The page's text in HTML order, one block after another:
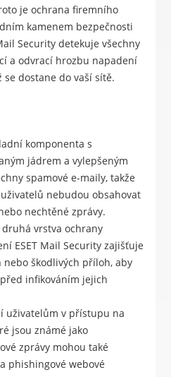
je ochrana firemního
kamenem bezpečnosti
Security detekuje všechny
a odvrací hrozbu napadení
dostane do vaší sítě.
komponenta s
jádrem a vylepšeným
spamové e-maily, takže
nebudou obsahovat
nechtěné zprávy.
druhá vrstva ochrany
ESET Mail Security zajišťuje
nebo škodlivých příloh, aby
infikováním jejich
uživatelům v přístupu na
jsou známé jako
zprávy mohou také
phishingové webové